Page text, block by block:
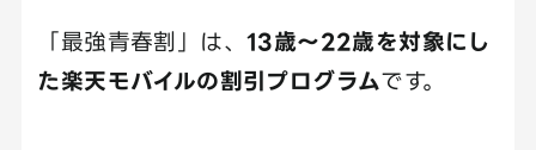
「最強青春割」は、 13歳〜22歳を対象にし
た楽天モバイルの割引プログラムです。